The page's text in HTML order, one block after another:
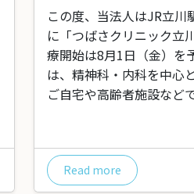
この度、当法人はJR立
に「つばさクリニック立
療開始は8月1日（金）を
は、精神科・内科を中心
ご自宅や高齢者施設な
Read more